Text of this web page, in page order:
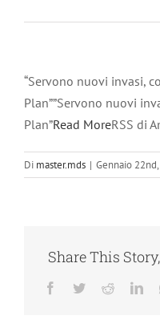
“Servono nuovi invasi,
Plan””Servono nuovi
Plan”Read MoreRSS di
Di master.mds | Gennaio
Share This
Facebook
TwitterReddit